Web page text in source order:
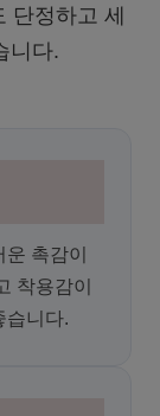
단정하고 세
니다.
촉감이
착용감이
습니다.